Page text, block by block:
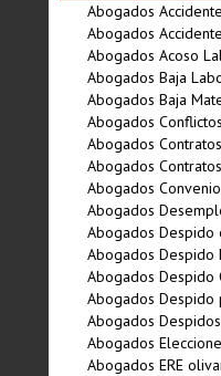
Abogados
Abogados
Abogados Acoso
Abogados Baja
Abogados Baja
Abogados
Abogados
Abogados
Abogados
Abogados
Abogados Despido
Abogados Despido
Abogados
Abogados Despido
Abogados
Abogados
Abogados ERE